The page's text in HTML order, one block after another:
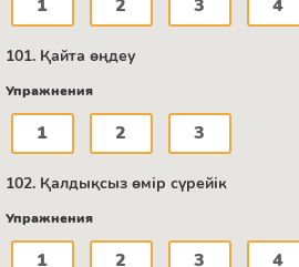
1 2 3 4
101. Қайта өңдеу
Упражнения
1 2 3
102. Қалдықсыз өмір сүрейік
Упражнения
1 2 3 4